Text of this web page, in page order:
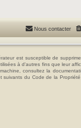
Nous contacter
est susceptible de
à d'autres fins que leur
consultez la
du Code de la